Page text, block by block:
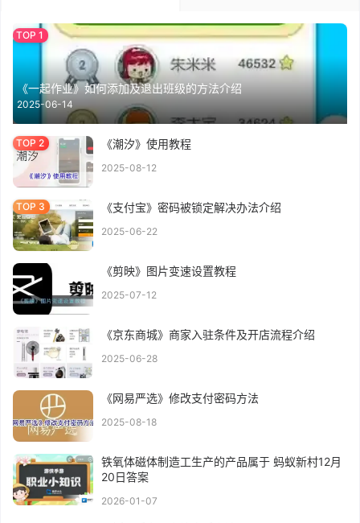
《一起作业》如何添加及退出班级的方法介绍
2025-06-14
《潮汐》使用教程
2025-08-12
《支付宝》密码被锁定解决办法介绍
2025-06-22
《剪映》图片变速设置教程
2025-07-12
《京东商城》商家入驻条件及开店流程介绍
2025-06-28
《网易严选》修改支付密码方法
2025-08-18
铁氧体磁体制造工生产的产品属于 蚂蚁新村12月
20日答案
2026-01-07